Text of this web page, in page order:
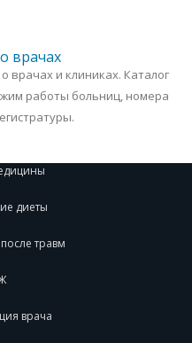
врачах
и клиниках. Каталог
работы больниц, номера
диеты
травм
врача